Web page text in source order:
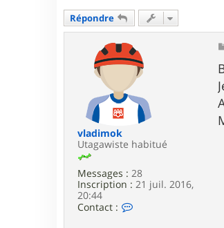
Répondre
vladimok
Utagawiste habitué
Messages : 28
Inscription : 21 juil. 2016,
20:44
Contact :